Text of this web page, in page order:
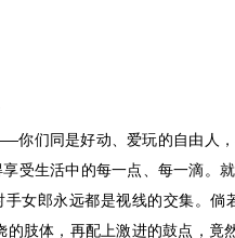
你们同是好动、爱玩的自由人
受生活中的每一点、每一滴。
女郎永远都是视线的交集。倘
肢体，再配上激进的鼓点，竟